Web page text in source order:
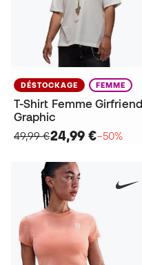
DÉSTOCKAGE FEMME
T-Shirt Femme Girfriend
Graphic
49,99 €24,99 €−50%